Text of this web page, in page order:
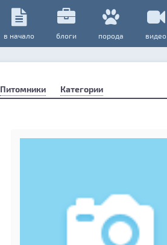
в начало блоги порода видео
Питомники Категории